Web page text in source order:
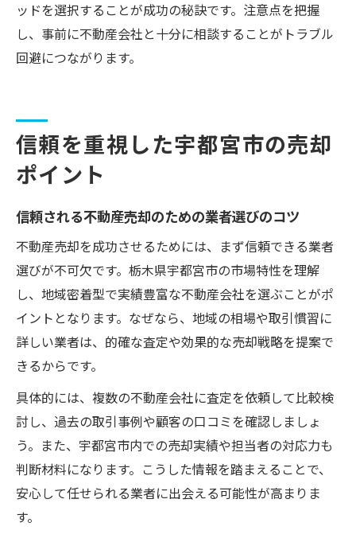
ッドを選択することが成功の秘訣です。注意点を把握
し、事前に不動産会社と十分に相談することがトラブル
回避につながります。
信頼を重視した宇都宮市の売却
ポイント
信頼される不動産売却のための業者選びのコツ
不動産売却を成功させるためには、まず信頼できる業者
選びが不可欠です。栃木県宇都宮市の市場特性を理解
し、地域密着型で実績豊富な不動産会社を選ぶことがポ
イントとなります。なぜなら、地域の相場や取引慣習に
詳しい業者は、的確な査定や効果的な売却戦略を提案で
きるからです。
具体的には、複数の不動産会社に査定を依頼して比較検
討し、過去の取引事例や顧客の口コミを確認しましょ
う。また、宇都宮市内での売却実績や担当者の対応力も
判断材料になります。こうした情報を踏まえることで、
安心して任せられる業者に出会える可能性が高まりま
す。